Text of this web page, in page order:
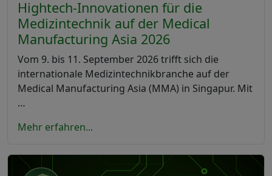
Hightech-Innovationen für die
Medizintechnik auf der Medical
Manufacturing Asia 2026
Vom 9. bis 11. September 2026 trifft sich die
internationale Medizintechnikbranche auf der
Medical Manufacturing Asia (MMA) in Singapur. Mit
…
Mehr erfahren...